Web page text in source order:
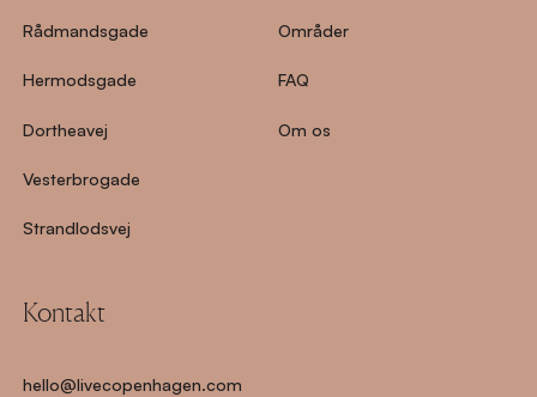
Rådmandsgade
Hermodsgade
Dortheavej
Vesterbrogade
Strandlodsvej
Områder
FAQ
Om os
Kontakt
hello@livecopenhagen.com